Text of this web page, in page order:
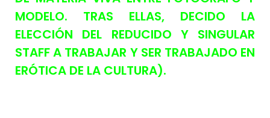
MODELO. TRAS ELLAS, DECIDO LA
ELECCIÓN DEL REDUCIDO Y SINGULAR
STAFF A TRABAJAR Y SER TRABAJADO EN
ERÓTICA DE LA CULTURA).